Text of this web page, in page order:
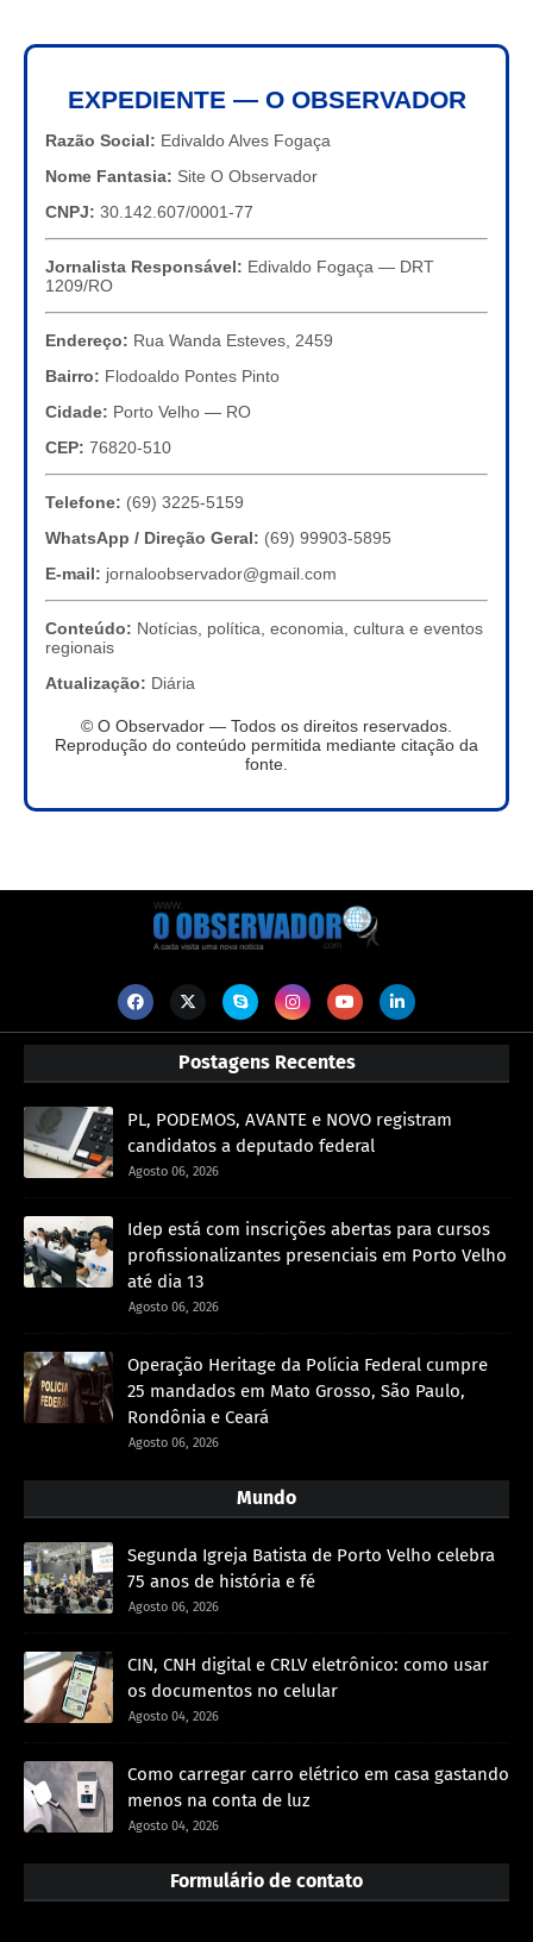
EXPEDIENTE — O OBSERVADOR
Razão Social: Edivaldo Alves Fogaça
Nome Fantasia: Site O Observador
CNPJ: 30.142.607/0001-77
Jornalista Responsável: Edivaldo Fogaça — DRT
1209/RO
Endereço: Rua Wanda Esteves, 2459
Bairro: Flodoaldo Pontes Pinto
Cidade: Porto Velho — RO
CEP: 76820-510
Telefone: (69) 3225-5159
WhatsApp / Direção Geral: (69) 99903-5895
E-mail: jornaloobservador@gmail.com
Conteúdo: Notícias, política, economia, cultura e eventos
regionais
Atualização: Diária
© O Observador — Todos os direitos reservados.
Reprodução do conteúdo permitida mediante citação da
fonte.
Postagens Recentes
PL, PODEMOS, AVANTE e NOVO registram
candidatos a deputado federal
Agosto 06, 2026
Idep está com inscrições abertas para cursos
profissionalizantes presenciais em Porto Velho
até dia 13
Agosto 06, 2026
Operação Heritage da Polícia Federal cumpre
25 mandados em Mato Grosso, São Paulo,
Rondônia e Ceará
Agosto 06, 2026
Mundo
Segunda Igreja Batista de Porto Velho celebra
75 anos de história e fé
Agosto 06, 2026
CIN, CNH digital e CRLV eletrônico: como usar
os documentos no celular
Agosto 04, 2026
Como carregar carro elétrico em casa gastando
menos na conta de luz
Agosto 04, 2026
Formulário de contato